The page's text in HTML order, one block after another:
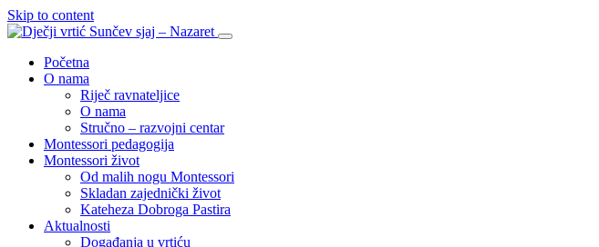
Skip to content
Početna
O nama
Riječ ravnateljice
O nama
Stručno – razvojni centar
Montessori pedagogija
Montessori život
Od malih nogu Montessori
Skladan zajednički život
Kateheza Dobroga Pastira
Aktualnosti
Događanja u vrtiću